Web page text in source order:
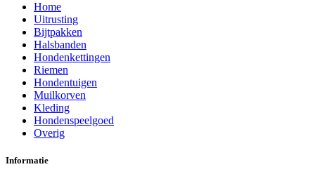
Home
Uitrusting
Bijtpakken
Halsbanden
Hondenkettingen
Riemen
Hondentuigen
Muilkorven
Kleding
Hondenspeelgoed
Overig
Informatie